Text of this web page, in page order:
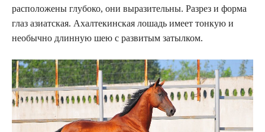
расположены глубоко, они выразительны. Разрез и форма
глаз азиатская. Ахалтекинская лошадь имеет тонкую и
необычно длинную шею с развитым затылком.